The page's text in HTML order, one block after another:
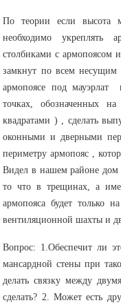
По теории если высота
необходимо укреплять
столбиками с
замкнут по всем несущим
армопоясе под
точках, обозначенных
квадратами ) , сделать
оконными и дверными
периметру армопояс ,
Видел в нашем районе дом
то что в трещинах, а
армопояса будет только
вентиляционной шахты и
Вопрос: 1.Обеспечит ли
мансардной стены при
делать связку между
сделать? 2. Может есть